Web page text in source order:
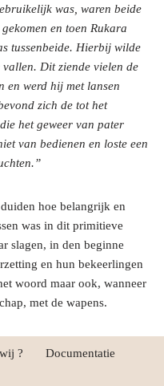
was, waren beide
en toen Rukara
tussenbeide. Hierbij wilde
Dit ziende vielen de
en werd hij met lansen
zich de tot het
het geweer van pater
van bedienen en loste een
hoe belangrijk en
was in dit primitieve
slagen, in den beginne
en hun bekeerlingen
woord maar ook, wanneer
met de wapens.
?
Documentatie